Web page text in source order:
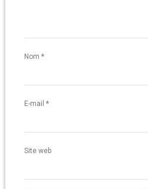
Nom *
E-mail *
Site web